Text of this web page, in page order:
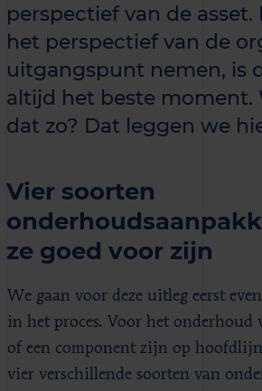
perspectief van de asset.
het perspectief van de
uitgangspunt nemen, is
altijd het beste moment.
dat zo? Dat leggen we
Vier soorten
ze goed voor zijn
We gaan voor deze uitleg eerst
in het proces. Voor het onderhoud
of een component zijn op
vier verschillende soorten van